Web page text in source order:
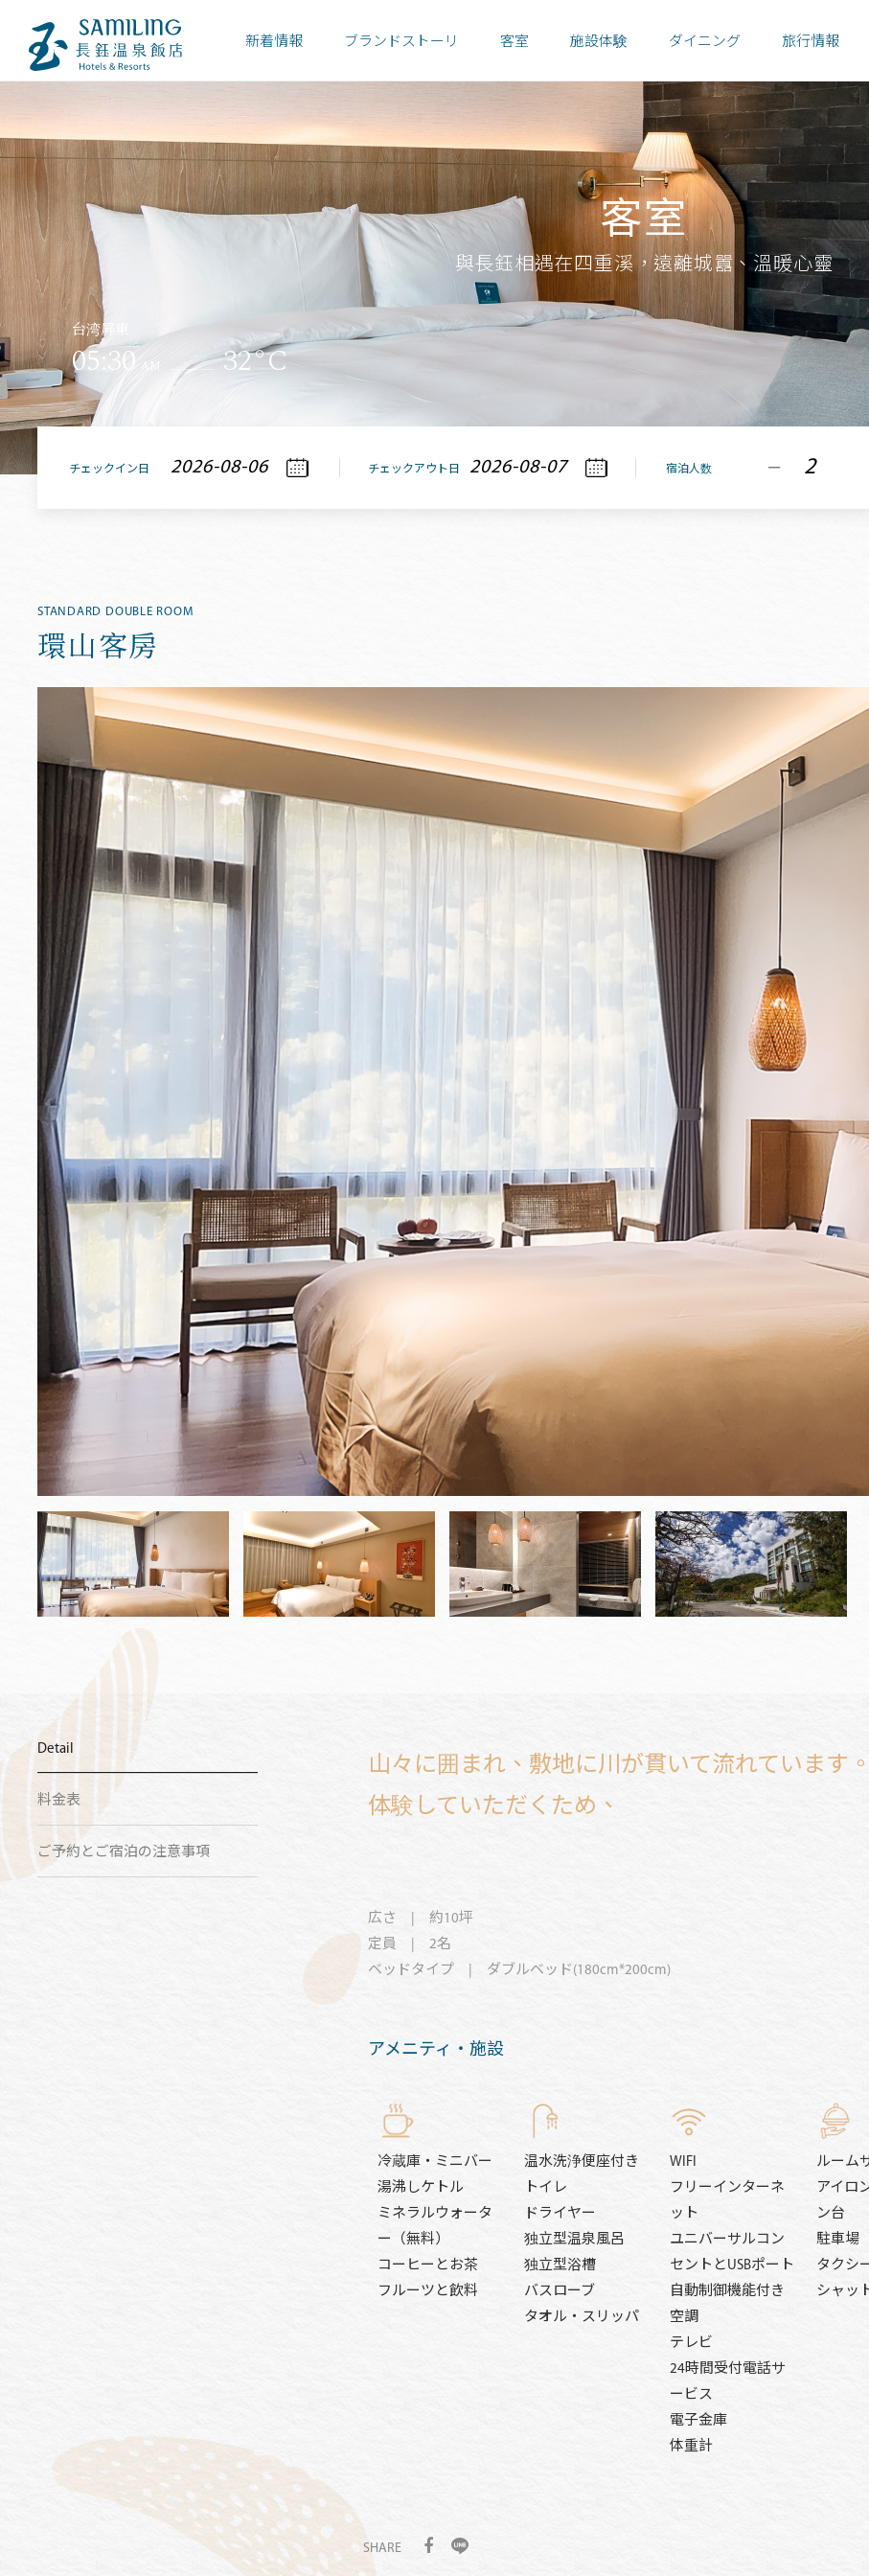
客室
與長鈺相遇在四重溪，遠離城囂、溫暖心靈
台湾屏東
05:30 AM 32°C
チェックイン日 チェックアウト日 宿泊人数
新着情報 ブランドストーリ 客室 施設体験 ダイニング 旅行情報
STANDARD DOUBLE ROOM
環山客房
Detail
料金表
ご予約とご宿泊の注意事項
山々に囲まれ、敷地に川が貫いて流れています
体験していただくため、
広さ | 約10坪
定員 | 2名
ベッドタイプ | ダブルベッド(180cm*200cm)
アメニティ・施設
冷蔵庫・ミニバー
湯沸しケトル
ミネラルウォータ
ー（無料）
コーヒーとお茶
フルーツと飲料
温水洗浄便座付き
トイレ
ドライヤー
独立型温泉風呂
独立型浴槽
バスローブ
タオル・スリッパ
WIFI
フリーインターネ
ット
ユニバーサルコン
セントとUSBポート
自動制御機能付き
空調
テレビ
24時間受付電話サ
ービス
電子金庫
体重計
ルーム
アイロ
ン台
駐車場
タクシ
シャッ
SHARE